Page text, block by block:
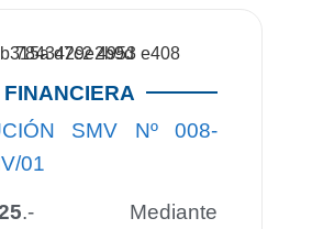
SMV Nº 008-
01
.- Mediante